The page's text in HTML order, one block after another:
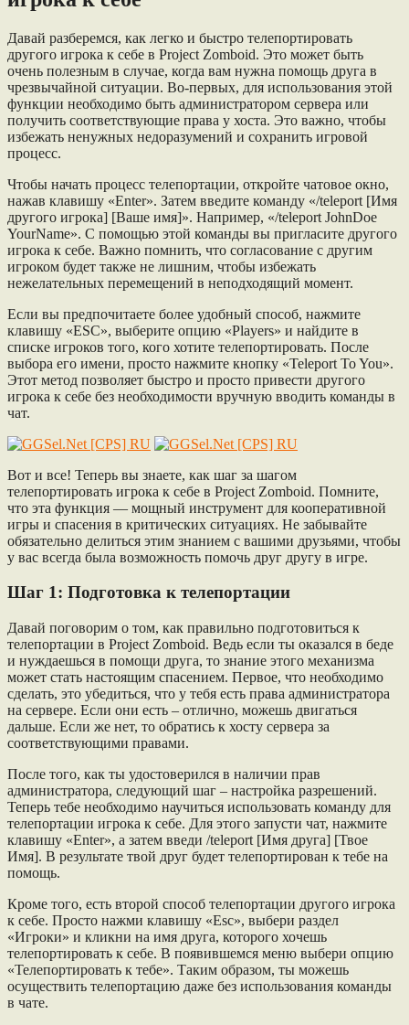
Давай разберемся, как легко и быстро телепортировать
другого игрока к себе в Project Zomboid. Это может быть
очень полезным в случае, когда вам нужна помощь друга в
чрезвычайной ситуации. Во-первых, для использования этой
функции необходимо быть администратором сервера или
получить соответствующие права у хоста. Это важно, чтобы
избежать ненужных недоразумений и сохранить игровой
процесс.
Чтобы начать процесс телепортации, откройте чатовое окно,
нажав клавишу «Enter». Затем введите команду «/teleport [Имя
другого игрока] [Ваше имя]». Например, «/teleport JohnDoe
YourName». С помощью этой команды вы пригласите другого
игрока к себе. Важно помнить, что согласование с другим
игроком будет также не лишним, чтобы избежать
нежелательных перемещений в неподходящий момент.
Если вы предпочитаете более удобный способ, нажмите
клавишу «ESC», выберите опцию «Players» и найдите в
списке игроков того, кого хотите телепортировать. После
выбора его имени, просто нажмите кнопку «Teleport To You».
Этот метод позволяет быстро и просто привести другого
игрока к себе без необходимости вручную вводить команды в
чат.
Вот и все! Теперь вы знаете, как шаг за шагом
телепортировать игрока к себе в Project Zomboid. Помните,
что эта функция — мощный инструмент для кооперативной
игры и спасения в критических ситуациях. Не забывайте
обязательно делиться этим знанием с вашими друзьями, чтобы
у вас всегда была возможность помочь друг другу в игре.
Шаг 1: Подготовка к телепортации
Давай поговорим о том, как правильно подготовиться к
телепортации в Project Zomboid. Ведь если ты оказался в беде
и нуждаешься в помощи друга, то знание этого механизма
может стать настоящим спасением. Первое, что необходимо
сделать, это убедиться, что у тебя есть права администратора
на сервере. Если они есть – отлично, можешь двигаться
дальше. Если же нет, то обратись к хосту сервера за
соответствующими правами.
После того, как ты удостоверился в наличии прав
администратора, следующий шаг – настройка разрешений.
Теперь тебе необходимо научиться использовать команду для
телепортации игрока к себе. Для этого запусти чат, нажмите
клавишу «Enter», а затем введи /teleport [Имя друга] [Твое
Имя]. В результате твой друг будет телепортирован к тебе на
помощь.
Кроме того, есть второй способ телепортации другого игрока
к себе. Просто нажми клавишу «Esc», выбери раздел
«Игроки» и кликни на имя друга, которого хочешь
телепортировать к себе. В появившемся меню выбери опцию
«Телепортировать к тебе». Таким образом, ты можешь
осуществить телепортацию даже без использования команды
в чате.